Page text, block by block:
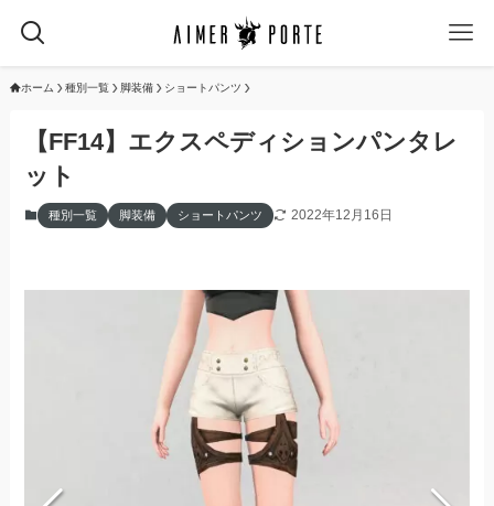
ホーム 種別一覧 脚装備 ショートパンツ
【FF14】エクスペディションパンタレ
ット
種別一覧 脚装備 ショートパンツ 2022年12月16日